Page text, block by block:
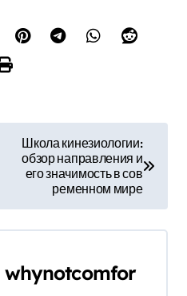
Школа кинезиологии:
обзор направления и
его значимость в сов
ременном мире
whynotcomfor